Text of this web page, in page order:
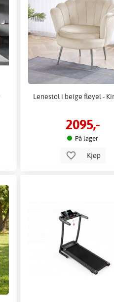
Lenestol i beige fløyel -
2095,-
På lager
Kjøp